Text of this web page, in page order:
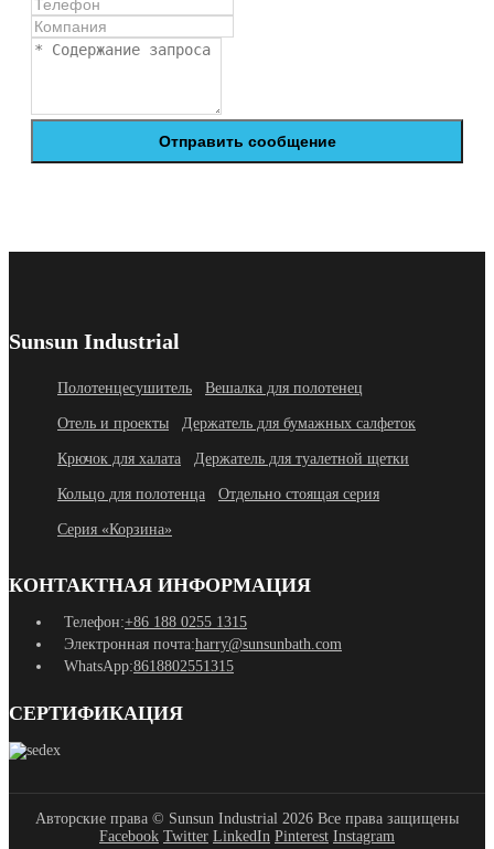
Отправить сообщение
Sunsun Industrial
Полотенцесушитель Вешалка для полотенец
Отель и проекты Держатель для бумажных салфеток
Крючок для халата Держатель для туалетной щетки
Кольцо для полотенца Отдельно стоящая серия
Серия «Корзина»
КОНТАКТНАЯ ИНФОРМАЦИЯ
Телефон:+86 188 0255 1315
Электронная почта:harry@sunsunbath.com
WhatsApp:8618802551315
СЕРТИФИКАЦИЯ
Авторские права © Sunsun Industrial 2026 Все права защищены
Facebook Twitter LinkedIn Pinterest Instagram